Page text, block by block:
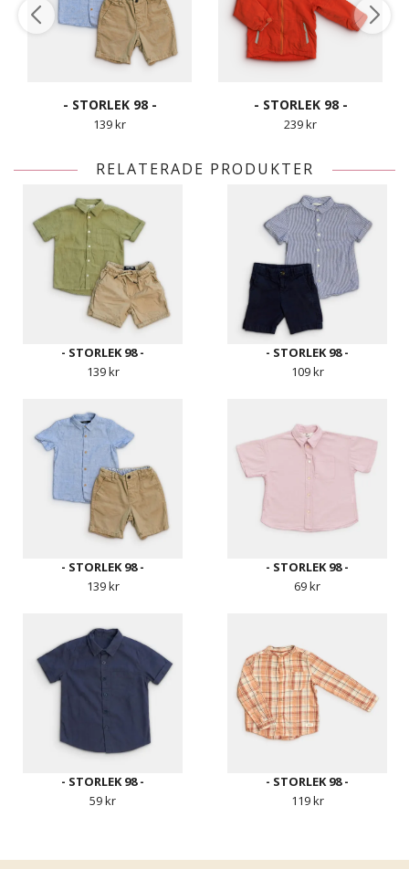
- STORLEK 98 -
139 kr
- STORLEK 98 -
239 kr
RELATERADE PRODUKTER
- STORLEK 98 -
139 kr
- STORLEK 98 -
109 kr
- STORLEK 98 -
139 kr
- STORLEK 98 -
69 kr
- STORLEK 98 -
59 kr
- STORLEK 98 -
119 kr